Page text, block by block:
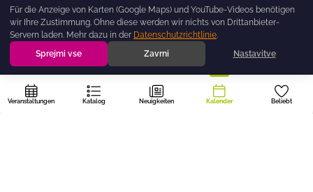
Veranstaltungen Katalog Neuigkeiten Kalender Beliebt
Für die Anzeige von Karten (Google Maps) und YouTube-Videos benötigen
wir Ihre Zustimmung. Ohne diese werden wir nichts von Drittanbieter-
Servern laden. Mehr dazu in der Datenschutzrichtlinie.
Sprejmi vse
Zavrni Nastavitve